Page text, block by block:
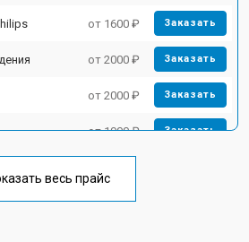
от 1600 ₽ Заказать
от 2000 ₽ Заказать
от 2000 ₽ Заказать
от 1900 ₽ Заказать
весь прайс